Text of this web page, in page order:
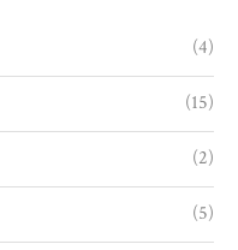
(4)
(15)
(2)
(5)